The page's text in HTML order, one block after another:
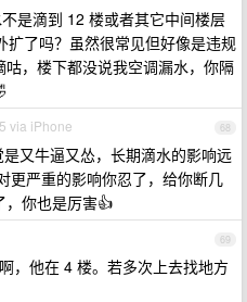
是滴到 12 楼或者其它中间楼层
扩了吗？虽然很常见但好像是违规
，楼下都没说我空调漏水，你隔
68
via iPhone
又牛逼又怂，长期滴水的影响远
更严重的影响你忍了，给你断几
，你也是厉害👍
69
，他在 4 楼。若多次上去找地方